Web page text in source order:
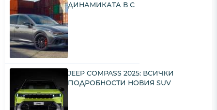
ДИНАМИКАТА В С
JEEP COMPASS 2025: ВСИЧКИ
ПОДРОБНОСТИ НОВИЯ SUV